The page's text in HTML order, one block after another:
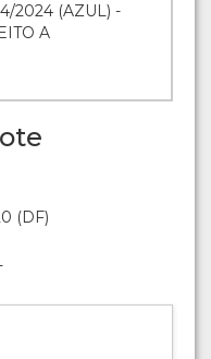
2024 (AZUL) -
A
(DF)